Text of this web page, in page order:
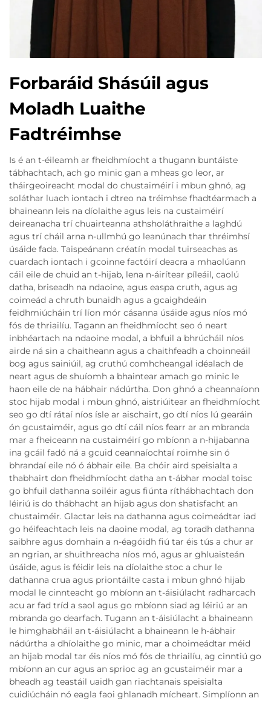
Forbaráid Shásúil agus
Moladh Luaithe
Fadtréimhse
Is é an t-éileamh ar fheidhmíocht a thugann buntáiste
tábhachtach, ach go minic gan a mheas go leor, ar
tháirgeoireacht modal do chustaiméirí i mbun ghnó, ag
soláthar luach iontach i dtreo na tréimhse fhadtéarmach a
bhaineann leis na díolaithe agus leis na custaiméirí
deireanacha trí chuairteanna athsholáthraithe a laghdú
agus trí cháil arna n-ullmhú go leanúnach thar thréimhsí
úsáide fada. Taispeánann créatín modal tuirseachas as
cuardach iontach i gcoinne factóirí deacra a mhaolúann
cáil eile de chuid an t-hijab, lena n-áirítear píleáil, caolú
datha, briseadh na ndaoine, agus easpa cruth, agus ag
coimeád a chruth bunaidh agus a gcaighdeáin
feidhmiúcháin trí líon mór cásanna úsáide agus níos mó
fós de thriailíu. Tagann an fheidhmíocht seo ó neart
inbhéartach na ndaoine modal, a bhfuil a bhrúcháil níos
airde ná sin a chaitheann agus a chaithfeadh a choinneáil
bog agus sainiúil, ag cruthú comhcheangal idéalach de
neart agus de shuíomh a bhaintear amach go minic le
haon eile de na hábhair nádúrtha. Don ghnó a cheannaíonn
stoc hijab modal i mbun ghnó, aistriúitear an fheidhmíocht
seo go dtí rátaí níos ísle ar aischairt, go dtí níos lú gearáin
ón gcustaiméir, agus go dtí cáil níos fearr ar an mbranda
mar a fheiceann na custaiméirí go mbíonn a n-hijabanna
ina gcáil fadó ná a gcuid ceannaíochtaí roimhe sin ó
bhrandaí eile nó ó ábhair eile. Ba chóir aird speisialta a
thabhairt don fheidhmíocht datha an t-ábhar modal toisc
go bhfuil dathanna soiléir agus fiúnta ríthábhachtach don
léiriú is do thábhacht an hijab agus don shatisfacht an
chustaiméir. Glactar leis na dathanna agus coimeádtar iad
go héifeachtach leis na daoine modal, ag toradh dathanna
saibhre agus domhain a n-éagóidh fiú tar éis tús a chur ar
an ngrian, ar shuithreacha níos mó, agus ar ghluaisteán
úsáide, agus is féidir leis na díolaithe stoc a chur le
dathanna crua agus priontáilte casta i mbun ghnó hijab
modal le cinnteacht go mbíonn an t-áisiúlacht radharcach
acu ar fad tríd a saol agus go mbíonn siad ag léiriú ar an
mbranda go dearfach. Tugann an t-áisiúlacht a bhaineann
le himghabháil an t-áisiúlacht a bhaineann le h-ábhair
nádúrtha a dhíolaithe go minic, mar a choimeádtar méid
an hijab modal tar éis níos mó fós de thriailíu, ag cinntiú go
mbíonn an cur agus an sprioc ag an gcustaiméir mar a
bheadh ag teastáil uaidh gan riachtanais speisialta
cuidiúcháin nó eagla faoi ghlanadh mícheart. Simplíonn an